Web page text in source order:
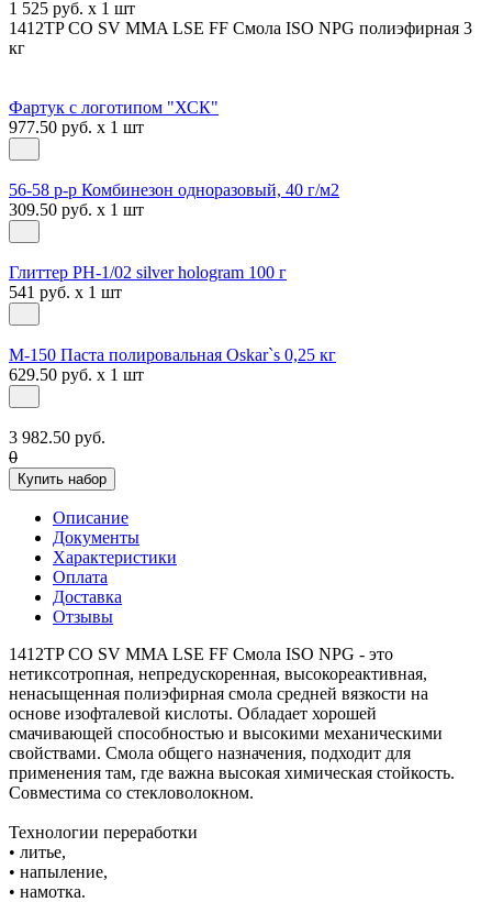
1 525 руб. x 1 шт
1412TP CO SV MMA LSE FF Смола ISO NPG полиэфирная 3
кг
Фартук с логотипом "ХСК"
977.50 руб. x 1 шт
56-58 р-р Комбинезон одноразовый, 40 г/м2
309.50 руб. x 1 шт
Глиттер РН-1/02 silver hologram 100 г
541 руб. x 1 шт
М-150 Паста полировальная Oskar`s 0,25 кг
629.50 руб. x 1 шт
3 982.50 руб.
0
Купить набор
Описание
Документы
Характеристики
Оплата
Доставка
Отзывы
1412TP CO SV MMA LSE FF Смола ISO NPG - это
нетиксотропная, непредускоренная, высокореактивная,
ненасыщенная полиэфирная смола средней вязкости на
основе изофталевой кислоты. Обладает хорошей
смачивающей способностью и высокими механическими
свойствами. Смола общего назначения, подходит для
применения там, где важна высокая химическая стойкость.
Совместима со стекловолокном.
Технологии переработки
• литье,
• напыление,
• намотка.